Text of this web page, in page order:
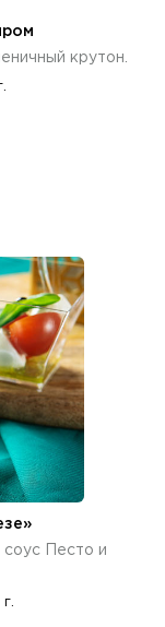
крутон.
соус Песто и